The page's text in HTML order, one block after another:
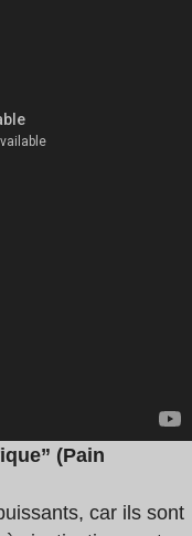
(Pain
car ils sont